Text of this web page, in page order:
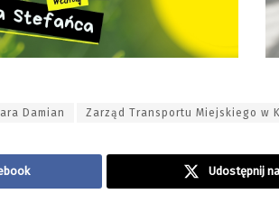
Damian Zarząd Transportu Miejskiego w
Udostępnij